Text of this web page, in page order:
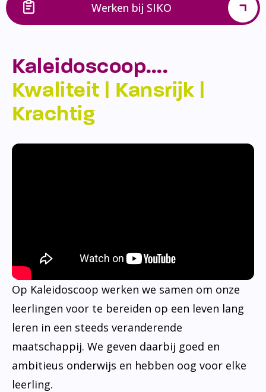
Werken bij SIKO
Kaleidoscoop….
Kwaliteit | Kansrijk |
Krachtig
Op Kaleidoscoop werken we samen om onze
leerlingen voor te bereiden op een leven lang
leren in een steeds veranderende
maatschappij. We geven daarbij goed en
ambitieus onderwijs en hebben oog voor elke
leerling.